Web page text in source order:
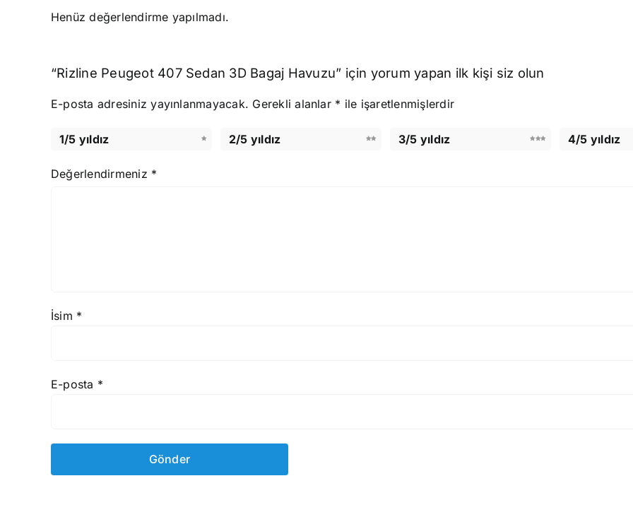
Henüz değerlendirme yapılmadı.
“Rizline Peugeot 407 Sedan 3D Bagaj Havuzu” için yorum yapan ilk kişi siz olun
E-posta adresiniz yayınlanmayacak. Gerekli alanlar * ile işaretlenmişlerdir
1/5 yıldız 2/5 yıldız 3/5 yıldız 4/5 yıldız
Değerlendirmeniz *
İsim *
E-posta *